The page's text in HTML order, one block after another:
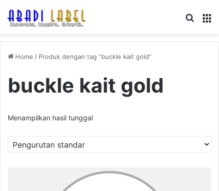
Home / Produk dengan tag “buckle kait gold”
buckle kait gold
Menampilkan hasil tunggal